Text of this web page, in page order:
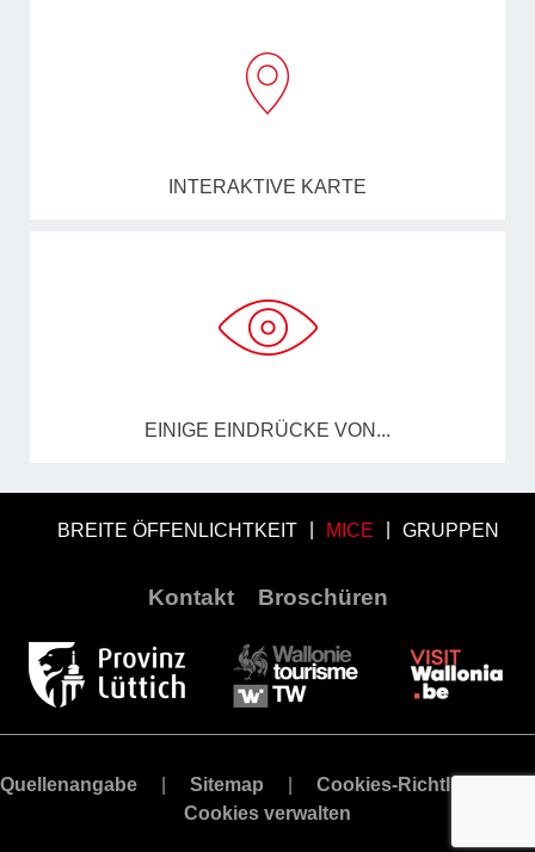
INTERAKTIVE KARTE
EINIGE EINDRÜCKE VON...
BREITE ÖFFENLICHTKEIT MICE GRUPPEN
Kontakt Broschüren
Quellenangabe Sitemap
Cookies-Richtlinie
Cookies verwalten